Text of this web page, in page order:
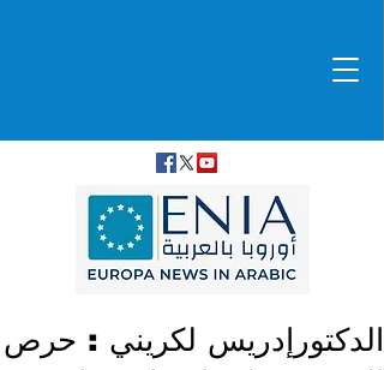
الدكتورإدريس لكريني : حرص